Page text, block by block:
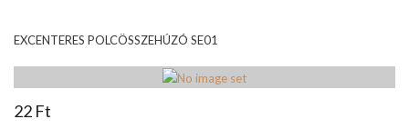
EXCENTERES POLCÖSSZEHÚZÓ SE01
22 Ft